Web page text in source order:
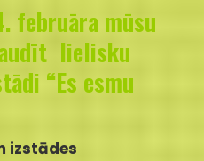
februāra mūsu
lielisku
“Es esmu
izstādes